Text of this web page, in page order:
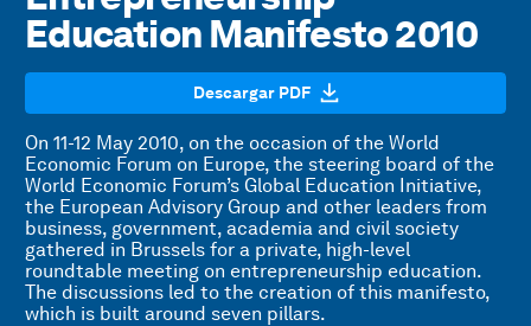
Education Manifesto 2010
Descargar PDF
On 11-12 May 2010, on the occasion of the World
Economic Forum on Europe, the steering board of the
World Economic Forum’s Global Education Initiative,
the European Advisory Group and other leaders from
business, government, academia and civil society
gathered in Brussels for a private, high-level
roundtable meeting on entrepreneurship education.
The discussions led to the creation of this manifesto,
which is built around seven pillars.